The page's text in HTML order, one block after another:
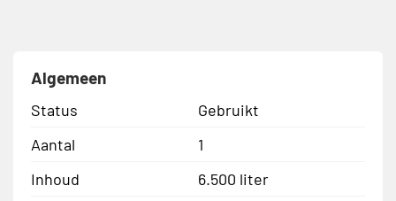
Algemeen
Status
Gebruikt
Aantal
1
Inhoud
6.500 liter